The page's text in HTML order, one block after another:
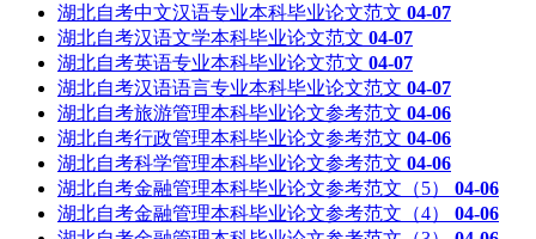
湖北自考中文汉语专业本科毕业论文范文 04-07
湖北自考汉语文学本科毕业论文范文 04-07
湖北自考英语专业本科毕业论文范文 04-07
湖北自考汉语语言专业本科毕业论文范文 04-07
湖北自考旅游管理本科毕业论文参考范文 04-06
湖北自考行政管理本科毕业论文参考范文 04-06
湖北自考科学管理本科毕业论文参考范文 04-06
湖北自考金融管理本科毕业论文参考范文（5）
04-06
湖北自考金融管理本科毕业论文参考范文（4）
04-06